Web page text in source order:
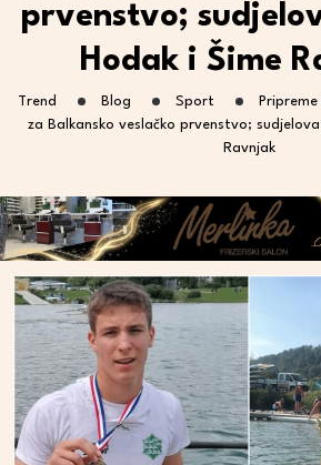
prvenstvo;
Hodak i Šime
Trend Blog Sport
za Balkansko veslačko prvenstvo;
Ravnjak